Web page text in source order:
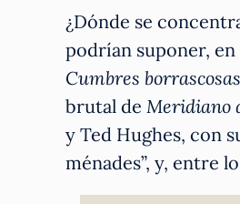
¿Dónde se
podrían suponer,
Cumbres borrascosas
brutal de Meridiano
y Ted Hughes, con
ménades”, y, entre